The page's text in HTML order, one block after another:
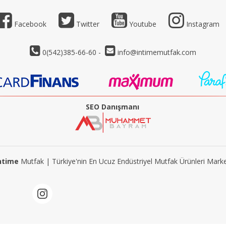
Facebook Twitter Youtube Instagram
0(542)385-66-60 - info@intimemutfak.com
SEO Danışmanı
Mutfak | Türkiye'nin En Ucuz Endüstriyel Mutfak Ürünleri